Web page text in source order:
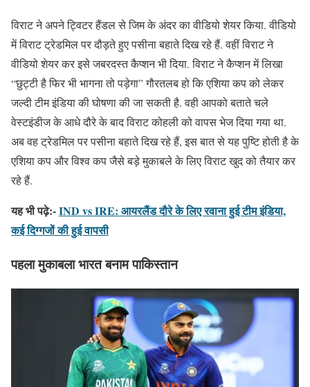
विराट ने अपने ट्विटर हैंडल से जिम के अंदर का वीडियो शेयर किया. वीडियो
में विराट ट्रेडमिल पर दौड़ते हुए पसीना बहाते दिख रहे हैं. वहीं विराट ने
वीडियो शेयर कर इसे जबरदस्त कैप्शन भी दिया. विराट ने कैप्शन में लिखा
“छुट्टी है फिर भी भागना तो पड़ेगा” गौरतलब हो कि एशिया कप को लेकर
जल्दी टीम इंडिया की घोषणा की जा सकती है. वही आपको बताते चले
वेस्टइंडीज के आधे दौरे के बाद विराट कोहली को वापस भेज दिया गया था.
अब वह ट्रेडमिल पर पसीना बहाते दिख रहे हैं, इस बात से यह पुष्टि होती है के
एशिया कप और विश्व कप जैसे बड़े मुकाबले के लिए विराट खुद को तैयार कर
रहे हैं.
यह भी पढ़े:-IND vs IRE: आयरलैंड दौरे के लिए रवाना हुई टीम इंडिया,
कई दिग्गजों की हुई वापसी
पहला मुकाबला भारत बनाम पाकिस्तान